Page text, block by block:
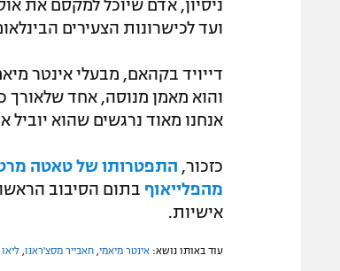
ניסיון, אדם שיוכל למקסם את
ועד לכישרונות הצעירים
דייויד בקהאם, מבעלי אינטר
והוא מאמן מנוסה, אחד שלאורך
אנחנו מאוד נרגשים שהוא יוביל
כזכור, התפטרותו של טאטה
מהפלייאוף
אישיות.
עוד באותו נושא: אינטר מיאמי חאבייר מסצ'ראנו